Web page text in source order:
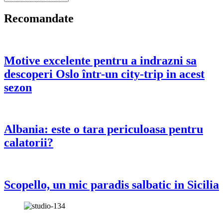
Recomandate
Motive excelente pentru a indrazni sa
descoperi Oslo într-un city-trip in acest
sezon
Albania: este o tara periculoasa pentru
calatorii?
Scopello, un mic paradis salbatic in Sicilia